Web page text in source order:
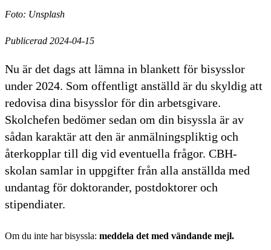
Foto: Unsplash
Publicerad 2024-04-15
Nu är det dags att lämna in blankett för bisysslor
under 2024. Som offentligt anställd är du skyldig att
redovisa dina bisysslor för din arbetsgivare.
Skolchefen bedömer sedan om din bisyssla är av
sådan karaktär att den är anmälningspliktig och
återkopplar till dig vid eventuella frågor. CBH-
skolan samlar in uppgifter från alla anställda med
undantag för doktorander, postdoktorer och
stipendiater.
Om du inte har bisyssla: meddela det med vändande mejl.